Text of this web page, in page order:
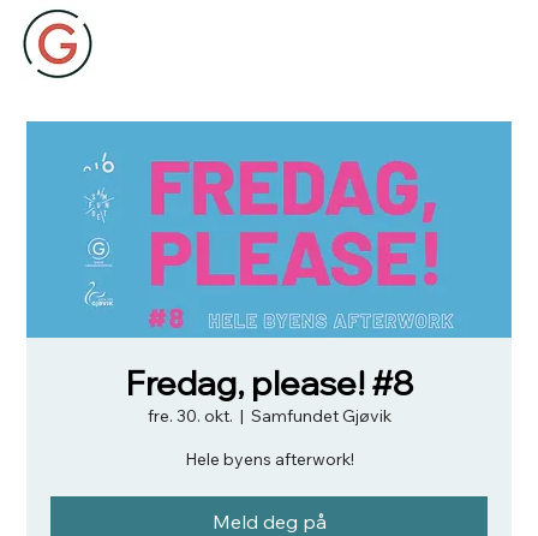
Fredag, please! #8
fre. 30. okt.
  |
Samfundet Gjøvik
Hele byens afterwork!
Meld deg på